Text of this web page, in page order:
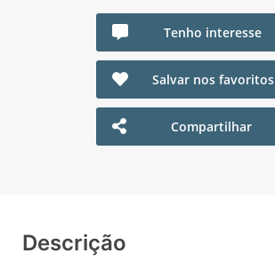
Tenho interesse
Salvar nos favoritos
Compartilhar
Descrição